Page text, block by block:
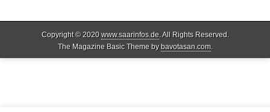
Copyright © 2020 www.saarinfos.de. All Rights Reserved.
The Magazine Basic Theme bybavotasan.com.